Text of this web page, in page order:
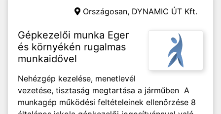
Országosan, DYNAMIC ÚT Kft.
Gépkezelői munka Eger
és környékén rugalmas
munkaidővel
Nehézgép kezelése, menetlevél
vezetése, tisztaság megtartása a járműben A
munkagép működési feltételeinek ellenőrzése 8